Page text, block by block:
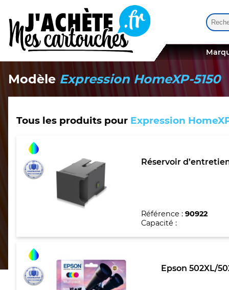
Modèle Expression HomeXP-5150
Tous les produits pour Expression
Réservoir
Référence :90922
Capacité :
Epson 502XL/